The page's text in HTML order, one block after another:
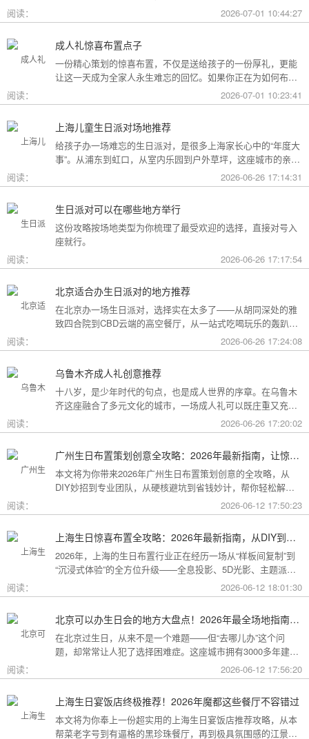
用构成参考，你可以看看哪种更贴合自己的情况。
阅读： 2026-07-01 10:44:27
成人礼惊喜布置点子
一份精心策划的惊喜布置，不仅是送给孩子的一份厚礼，更能
让这一天成为全家人永生难忘的回忆。如果你正在为如何布置
而头疼，不妨收下这份成人礼惊喜布置全攻略，从主题风格到
细节创意，帮你打造一场仪式感爆棚的成年盛典。
阅读： 2026-07-01 10:23:41
上海儿童生日派对场地推荐
给孩子办一场难忘的生日派对，是很多上海家长心中的“年度大
事”。从浦东到虹口，从室内乐园到户外草坪，这座城市的亲子
友好型场地选择越来越丰富。不过场地多了，选择也成了难
题。这份攻略按类型为你盘点了上海热门的儿童生日派对场
阅读： 2026-06-26 17:14:31
生日派对可以在哪些地方举行
这份攻略按场地类型为你梳理了最受欢迎的选择，直接对号入
座就行。
阅读：
2026-06-26 17:17:54
北京适合办生日派对的地方推荐
在北京办一场生日派对，选择实在太多了——从胡同深处的雅
致四合院到CBD云端的高空餐厅，从一站式吃喝玩乐的轰趴别
墅到充满野趣的京郊草坪。为了让你快速找到最心仪的那一
个，我把不同类型的场地分好了类，直接对号入座就行。
阅读： 2026-06-26 17:24:08
乌鲁木齐成人礼创意推荐
十八岁，是少年时代的句点，也是成人世界的序章。在乌鲁木
齐这座融合了多元文化的城市，一场成人礼可以既庄重又充满
创意。这份攻略为你梳理了从传统仪式到现代派对的多种可
能，希望能帮你找到最独特的那一种。
阅读： 2026-06-26 17:20:02
广州生日布置策划创意全攻略：2026年最新指南，让惊喜成为最难忘的记忆
本文将为你带来2026年广州生日布置策划创意的全攻略，从
DIY妙招到专业团队，从硬核避坑到省钱妙计，帮你轻松解锁
阅读： 2026-06-12 17:50:23
上海生日惊喜布置全攻略：2026年最新指南，从DIY到专业策划一站搞定
2026年，上海的生日布置行业正在经历一场从“样板间复制”到
“沉浸式体验”的全方位升级——全息投影、5D光影、主题派对
套餐层出不穷。本文将为你带来上海生日惊喜布置的2026年最
新全攻略，从低成本DIY到高端定制，从惊喜创意到趋势解
阅读： 2026-06-12 18:01:30
北京可以办生日会的地方大盘点！2026年最全场地指南，总有一款适合你
在北京过生日，从来不是一个难题——但“去哪儿办”这个问
题，却常常让人犯了选择困难症。这座城市拥有3000多年建城
史，既有恢弘大气的皇家园林、典雅别致的胡同四合院，也有
摩登时尚的CBD高空餐厅、融合传统与现代的潮人打卡地。无
友圈的派对，还是带小朋友度过一个充满童趣的生日，这篇
2026年北京生日会场地全指南都能帮你找到答案！
阅读： 2026-06-12 17:56:20
上海生日宴饭店终极推荐！2026年魔都这些餐厅不容错过
本文将为你奉上一份超实用的上海生日宴饭店推荐攻略，从本
帮菜老字号到有逼格的黑珍珠餐厅，再到极具氛围感的江景私